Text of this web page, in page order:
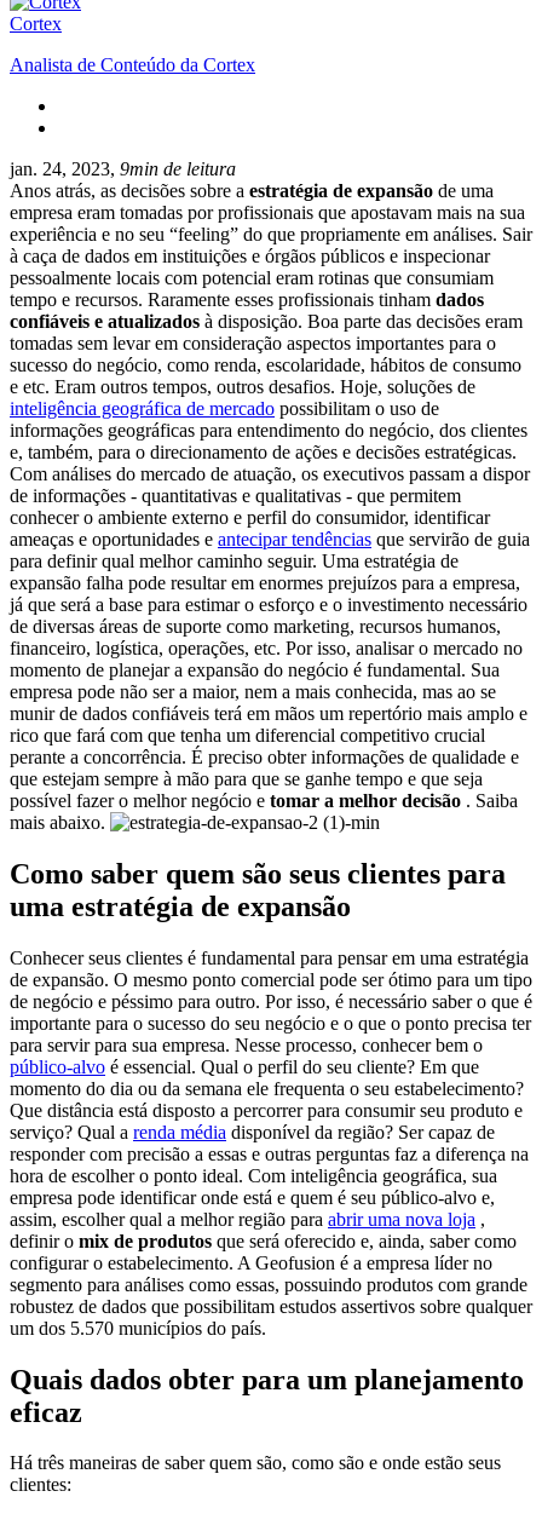
Cortex
Analista de Conteúdo da Cortex
jan. 24, 2023, 9min de leitura
Anos atrás, as decisões sobre a estratégia de expansão de uma
empresa eram tomadas por profissionais que apostavam mais na sua
experiência e no seu “feeling” do que propriamente em análises. Sair
à caça de dados em instituições e órgãos públicos e inspecionar
pessoalmente locais com potencial eram rotinas que consumiam
tempo e recursos. Raramente esses profissionais tinham dados
confiáveis e atualizados à disposição. Boa parte das decisões eram
tomadas sem levar em consideração aspectos importantes para o
sucesso do negócio, como renda, escolaridade, hábitos de consumo
e etc. Eram outros tempos, outros desafios. Hoje, soluções de
inteligência geográfica de mercado possibilitam o uso de
informações geográficas para entendimento do negócio, dos clientes
e, também, para o direcionamento de ações e decisões estratégicas.
Com análises do mercado de atuação, os executivos passam a dispor
de informações - quantitativas e qualitativas - que permitem
conhecer o ambiente externo e perfil do consumidor, identificar
ameaças e oportunidades e antecipar tendências que servirão de guia
para definir qual melhor caminho seguir. Uma estratégia de
expansão falha pode resultar em enormes prejuízos para a empresa,
já que será a base para estimar o esforço e o investimento necessário
de diversas áreas de suporte como marketing, recursos humanos,
financeiro, logística, operações, etc. Por isso, analisar o mercado no
momento de planejar a expansão do negócio é fundamental. Sua
empresa pode não ser a maior, nem a mais conhecida, mas ao se
munir de dados confiáveis terá em mãos um repertório mais amplo e
rico que fará com que tenha um diferencial competitivo crucial
perante a concorrência. É preciso obter informações de qualidade e
que estejam sempre à mão para que se ganhe tempo e que seja
possível fazer o melhor negócio e tomar a melhor decisão . Saiba
mais abaixo.
Como saber quem são seus clientes para
uma estratégia de expansão
Conhecer seus clientes é fundamental para pensar em uma estratégia
de expansão. O mesmo ponto comercial pode ser ótimo para um tipo
de negócio e péssimo para outro. Por isso, é necessário saber o que é
importante para o sucesso do seu negócio e o que o ponto precisa ter
para servir para sua empresa. Nesse processo, conhecer bem o
público-alvo é essencial. Qual o perfil do seu cliente? Em que
momento do dia ou da semana ele frequenta o seu estabelecimento?
Que distância está disposto a percorrer para consumir seu produto e
serviço? Qual a renda média disponível da região? Ser capaz de
responder com precisão a essas e outras perguntas faz a diferença na
hora de escolher o ponto ideal. Com inteligência geográfica, sua
empresa pode identificar onde está e quem é seu público-alvo e,
assim, escolher qual a melhor região para abrir uma nova loja ,
definir o mix de produtos que será oferecido e, ainda, saber como
configurar o estabelecimento. A Geofusion é a empresa líder no
segmento para análises como essas, possuindo produtos com grande
robustez de dados que possibilitam estudos assertivos sobre qualquer
um dos 5.570 municípios do país.
Quais dados obter para um planejamento
eficaz
Há três maneiras de saber quem são, como são e onde estão seus
clientes: